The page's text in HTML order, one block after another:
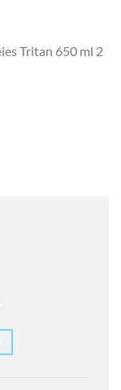
Tritan 650 ml 2